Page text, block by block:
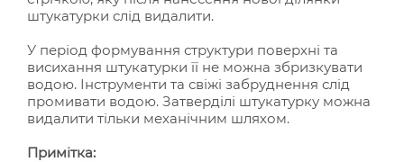
штукатурки слід видалити.
У період формування структури поверхні та
висихання штукатурки її не можна збризкувати
водою. Інструменти та свіжі забруднення слід
промивати водою. Затверділі штукатурку можна
видалити тільки механічним шляхом.
Примітка: